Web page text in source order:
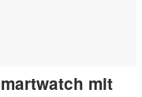
mit